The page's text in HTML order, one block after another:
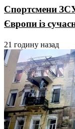
Спортсмени
Європи із
21 годину назад